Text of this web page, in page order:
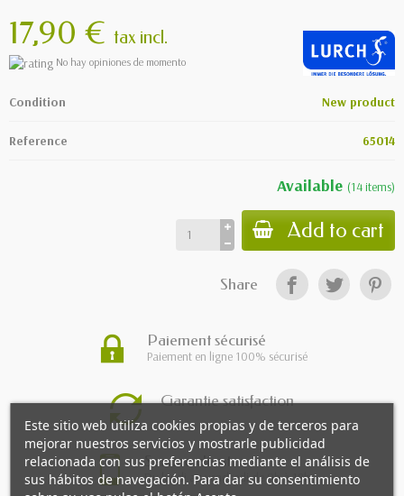
17,90 € tax incl.
No hay opiniones de momento
Condition New product
Reference 65014
Available (14items)
Add to cart
Share
Paiement sécurisé
Paiement en ligne 100% sécurisé
Garantie satisfaction
Service client
Du lundi au vendredi de 9h à 18h
Este sitio web utiliza cookies propias y de terceros para
mejorar nuestros servicios y mostrarle publicidad
relacionada con sus preferencias mediante el análisis de
sus hábitos de navegación. Para dar su consentimiento